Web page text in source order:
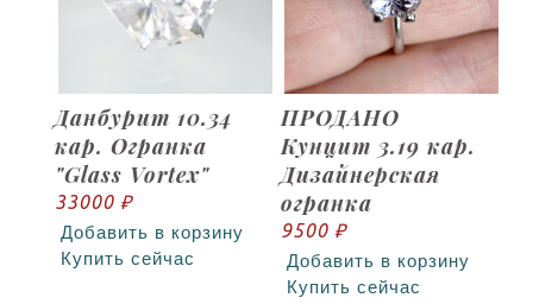
Данбурит 10.34
кар. Огранка
"Glass Vortex"
33000 ₽
Добавить в корзину
Купить сейчас
ПРОДАНО
Кунцит 3.19 кар.
Дизайнерская
огранка
9500 ₽
Добавить в корзину
Купить сейчас